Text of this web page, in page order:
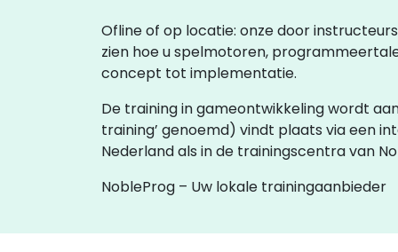
Ofline of op locatie: onze door
zien hoe u spelmotoren,
concept tot implementatie.
De training in gameontwikkeling wordt
training’ genoemd) vindt plaats via een
Nederland als in de trainingscentra van
NobleProg – Uw lokale trainingaanbieder